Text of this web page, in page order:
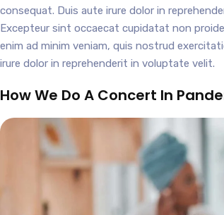
consequat. Duis aute irure dolor in
Excepteur sint occaecat cupidatat non
enim ad minim veniam, quis nostrud
irure dolor in reprehenderit in voluptate velit.
How We Do A Concert In